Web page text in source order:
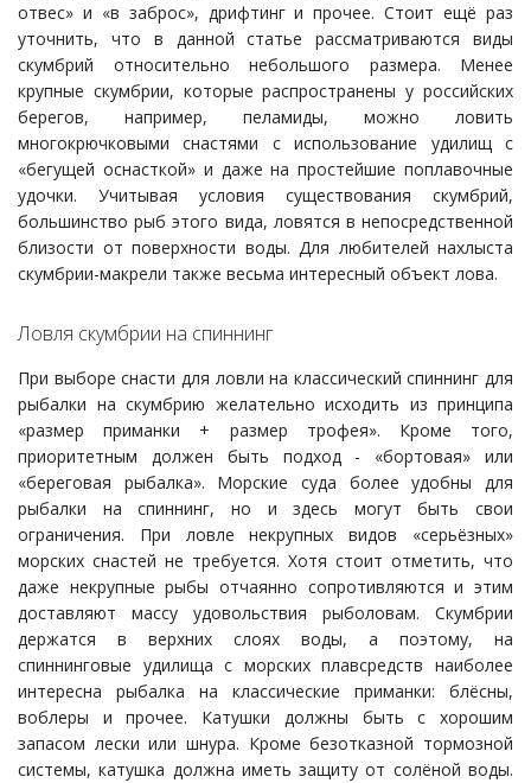
отвес» и «в заброс», дрифтинг и прочее. Стоит ещё раз
уточнить, что в данной статье рассматриваются виды
скумбрий относительно небольшого размера. Менее
крупные скумбрии, которые распространены у российских
берегов, например, пеламиды, можно ловить
многокрючковыми снастями с использование удилищ с
«бегущей оснасткой» и даже на простейшие поплавочные
удочки. Учитывая условия существования скумбрий,
большинство рыб этого вида, ловятся в непосредственной
близости от поверхности воды. Для любителей нахлыста
скумбрии-макрели также весьма интересный объект лова.
Ловля скумбрии на спиннинг
При выборе снасти для ловли на классический спиннинг для
рыбалки на скумбрию желательно исходить из принципа
«размер приманки + размер трофея». Кроме того,
приоритетным должен быть подход - «бортовая» или
«береговая рыбалка». Морские суда более удобны для
рыбалки на спиннинг, но и здесь могут быть свои
ограничения. При ловле некрупных видов «серьёзных»
морских снастей не требуется. Хотя стоит отметить, что
даже некрупные рыбы отчаянно сопротивляются и этим
доставляют массу удовольствия рыболовам. Скумбрии
держатся в верхних слоях воды, а поэтому, на
спиннинговые удилища с морских плавсредств наиболее
интересна рыбалка на классические приманки: блёсны,
воблеры и прочее. Катушки должны быть с хорошим
запасом лески или шнура. Кроме безотказной тормозной
системы, катушка должна иметь защиту от солёной воды.